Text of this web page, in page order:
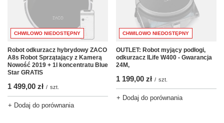
CHWILOWO NIEDOSTĘPNY
Robot odkurzacz hybrydowy ZACO
A8s Robot Sprzątający z Kamerą
Nowość 2019 + 1l koncentratu Blue
Star GRATIS
1 499,00 zł / szt.
+ Dodaj do porównania
CHWILOWO NIEDOSTĘPNY
OUTLET: Robot myjący podłogi,
odkurzacz ILife W400 - Gwarancja
24M,
1 199,00 zł / szt.
+ Dodaj do porównania